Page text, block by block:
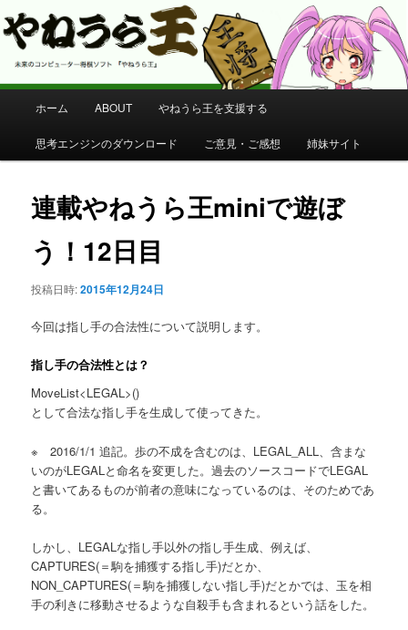
やねうら王 公式サイト
コンピューター将棋 やねうら王 公式サイト
メ
メ
イ
ン
へ
移
動
ホーム ABOUT やねうら王を支援する
思考エンジンのダウンロード ご意見・ご感想 姉妹サイト
連載やねうら王miniで遊ぼ
う！12日目
投稿日時:2015年12月24日
今回は指し手の合法性について説明します。
指し手の合法性とは？
MoveList<LEGAL>()
として合法な指し手を生成して使ってきた。
※ 2016/1/1 追記。歩の不成を含むのは、LEGAL_ALL、含まな
いのがLEGALと命名を変更した。過去のソースコードでLEGAL
と書いてあるものが前者の意味になっているのは、そのためであ
る。
しかし、LEGALな指し手以外の指し手生成、例えば、
CAPTURES(＝駒を捕獲する指し手)だとか、
NON_CAPTURES(＝駒を捕獲しない指し手)だとかでは、玉を相
手の利きに移動させるような自殺手も含まれるという話をした。